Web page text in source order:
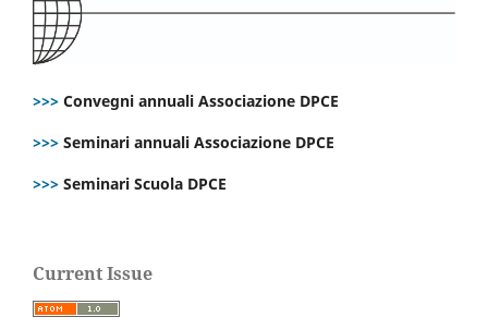
>>> Convegni annuali Associazione DPCE
>>> Seminari annuali Associazione DPCE
>>> Seminari Scuola DPCE
Current Issue